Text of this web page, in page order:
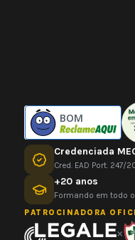
BOM
Credenciada
Cred. EAD Port. 247/
+20 anos
Formando em todo
PATROCINADORA
×